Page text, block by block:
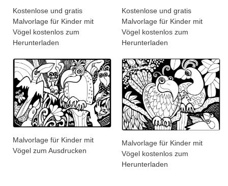
Kostenlose und gratis
Malvorlage für Kinder mit
Vögel kostenlos zum
Herunterladen
Kostenlose und gratis
Malvorlage für Kinder mit
Vögel kostenlos zum
Herunterladen
Malvorlage für Kinder mit
Vögel zum Ausdrucken
Malvorlage für Kinder mit
Vögel kostenlos zum
Herunterladen